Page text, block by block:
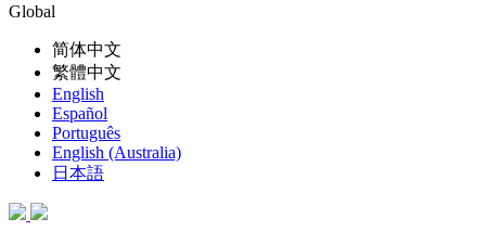
Global
简体中文
繁體中文
English
Español
Português
English (Australia)
日本語